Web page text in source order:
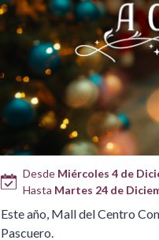
Desde Miércoles 4 de
Hasta Martes 24 de
Este año, Mall del Centro
Pascuero.